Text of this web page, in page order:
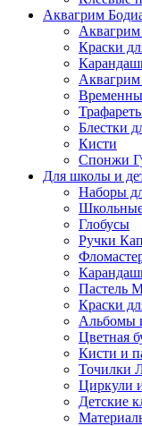
Аквагрим
Аквагрим
Краски
Блестки
Кисти
Спонжи
Для школы и
Наборы
Глобусы
Ручки
Пастель
Краски
Альбомы
Цветная
Кисти и
Точилки
Циркули
Детские